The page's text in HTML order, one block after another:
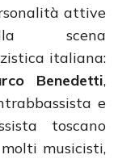
attive
scena
italiana:
Benedetti,
e
toscano
musicisti,